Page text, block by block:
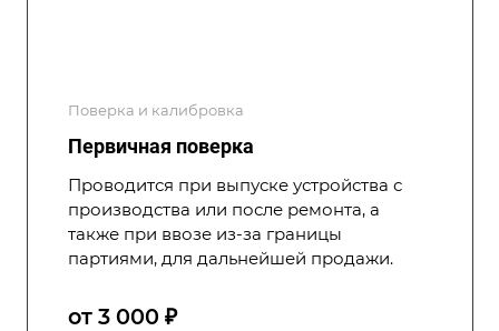
Поверка и калибровка
Первичная поверка
Проводится при выпуске устройства с
производства или после ремонта, а
также при ввозе из-за границы
партиями, для дальнейшей продажи.
от 3 000 ₽